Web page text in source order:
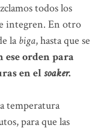
todos los
integren. En otro
labiga, hasta que se
ese orden para
en elsoaker.
temperatura
para que las